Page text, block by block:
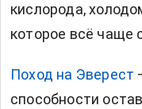
кислорода,
которое всё чаще
Поход на Эверест
способности